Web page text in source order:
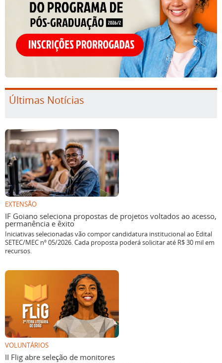
Últimas Notícias
EXTENSÃO
IF Goiano seleciona propostas de projetos voltados ao acesso,
permanência e êxito
Iniciativas selecionadas vão compor candidatura institucional ao Edital
SETEC/MEC nº 05/2026. Cada proposta poderá solicitar até R$ 30 mil em
recursos.
VOLUNTÁRIOS
II Flig abre seleção de monitores